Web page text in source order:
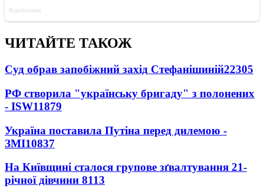
ЧИТАЙТЕ ТАКОЖ
Суд обрав запобіжний захід Стефанішиній22305
РФ створила "українську бригаду" з полонених
- ISW11879
Україна поставила Путіна перед дилемою -
ЗМІ10837
На Київщині сталося групове зґвалтування 21-
річної дівчини 8113